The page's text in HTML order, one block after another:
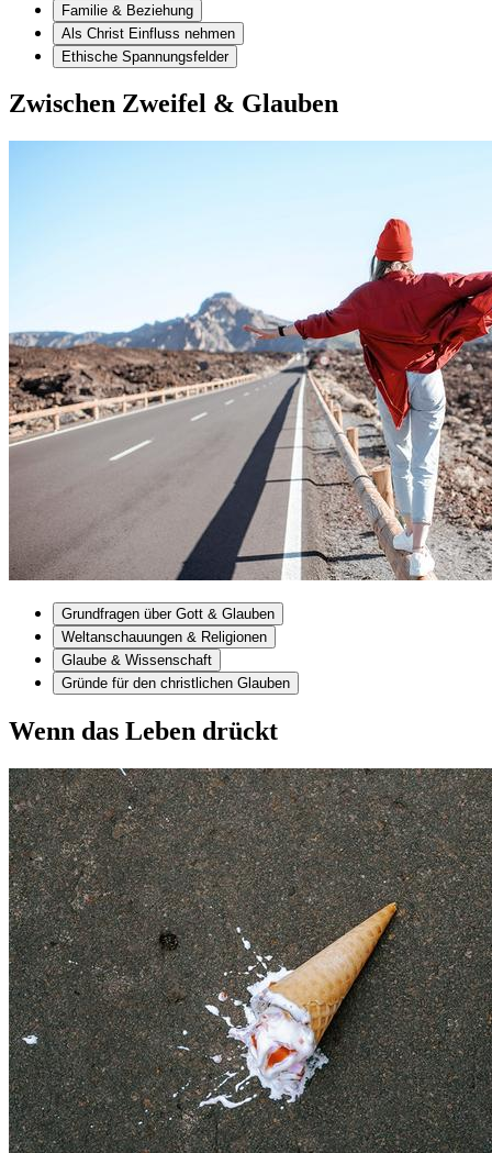
Familie & Beziehung
Als Christ Einfluss nehmen
Ethische Spannungsfelder
Zwischen Zweifel & Glauben
Grundfragen über Gott & Glauben
Weltanschauungen & Religionen
Glaube & Wissenschaft
Gründe für den christlichen Glauben
Wenn das Leben drückt